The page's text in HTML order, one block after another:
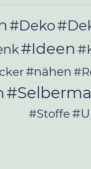
#Deko
#Ideen
#nähen
#Stoffe